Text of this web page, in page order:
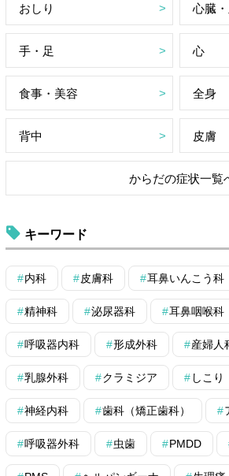
おしり 心臓
手・足 心
食事・美容 全身
背中 皮膚
からだの症状一覧
キーワード
内科 皮膚科 耳鼻いんこう科
精神科 泌尿器科 耳鼻咽喉科
呼吸器内科 形成外科 産婦人
乳腺外科 クラミジア しこり
神経内科 歯科（矯正歯科）
呼吸器外科 虫歯 PMDD